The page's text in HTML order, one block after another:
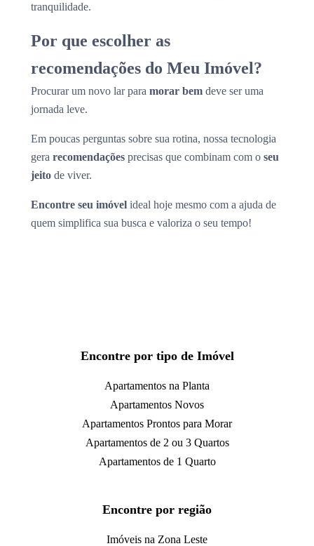
tranquilidade.
Por que escolher as
recomendações do Meu Imóvel?
Procurar um novo lar para morar bem deve ser uma
jornada leve.
Em poucas perguntas sobre sua rotina, nossa tecnologia
gera recomendações precisas que combinam com o seu
jeito de viver.
Encontre seu imóvel ideal hoje mesmo com a ajuda de
quem simplifica sua busca e valoriza o seu tempo!
Encontre por tipo de Imóvel
Apartamentos na Planta
Apartamentos Novos
Apartamentos Prontos para Morar
Apartamentos de 2 ou 3 Quartos
Apartamentos de 1 Quarto
Encontre por região
Imóveis na Zona Leste